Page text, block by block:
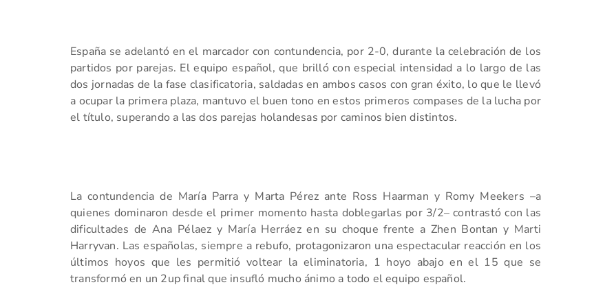
España se adelantó en el marcador con contundencia, por 2-0, durante la celebración de los
partidos por parejas. El equipo español, que brilló con especial intensidad a lo largo de las
dos jornadas de la fase clasificatoria, saldadas en ambos casos con gran éxito, lo que le llevó
a ocupar la primera plaza, mantuvo el buen tono en estos primeros compases de la lucha por
el título, superando a las dos parejas holandesas por caminos bien distintos.
La contundencia de María Parra y Marta Pérez ante Ross Haarman y Romy Meekers –a
quienes dominaron desde el primer momento hasta doblegarlas por 3/2– contrastó con las
dificultades de Ana Pélaez y María Herráez en su choque frente a Zhen Bontan y Marti
Harryvan. Las españolas, siempre a rebufo, protagonizaron una espectacular reacción en los
últimos hoyos que les permitió voltear la eliminatoria, 1 hoyo abajo en el 15 que se
transformó en un 2up final que insufló mucho ánimo a todo el equipo español.